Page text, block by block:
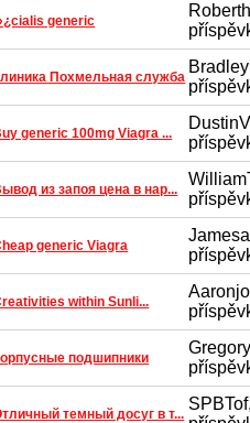
generic
Похмельная служба
generic 100mg Viagra ...
из запоя цена в нар...
generic Viagra
within Sunli...
подшипники
темный досуг в т...